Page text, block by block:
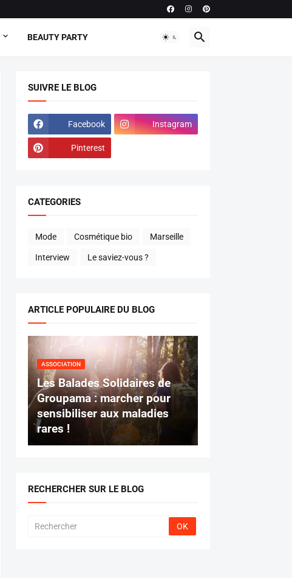
BEAUTY PARTY
SUIVRE LE BLOG
Facebook Instagram
Pinterest
CATEGORIES
Mode Cosmétique bio Marseille
Interview Le saviez-vous ?
ARTICLE POPULAIRE DU BLOG
ASSOCIATION
Les Balades Solidaires de
Groupama : marcher pour
sensibiliser aux maladies
rares !
RECHERCHER SUR LE BLOG